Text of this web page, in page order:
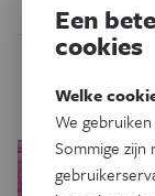
Een
cookies
Welke
We
Sommige